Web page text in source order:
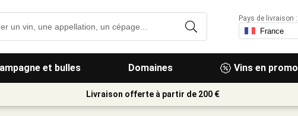
et bulles Domaines Vins en promo
Pays de livraison :
Livraison offerte à partir de 200 €